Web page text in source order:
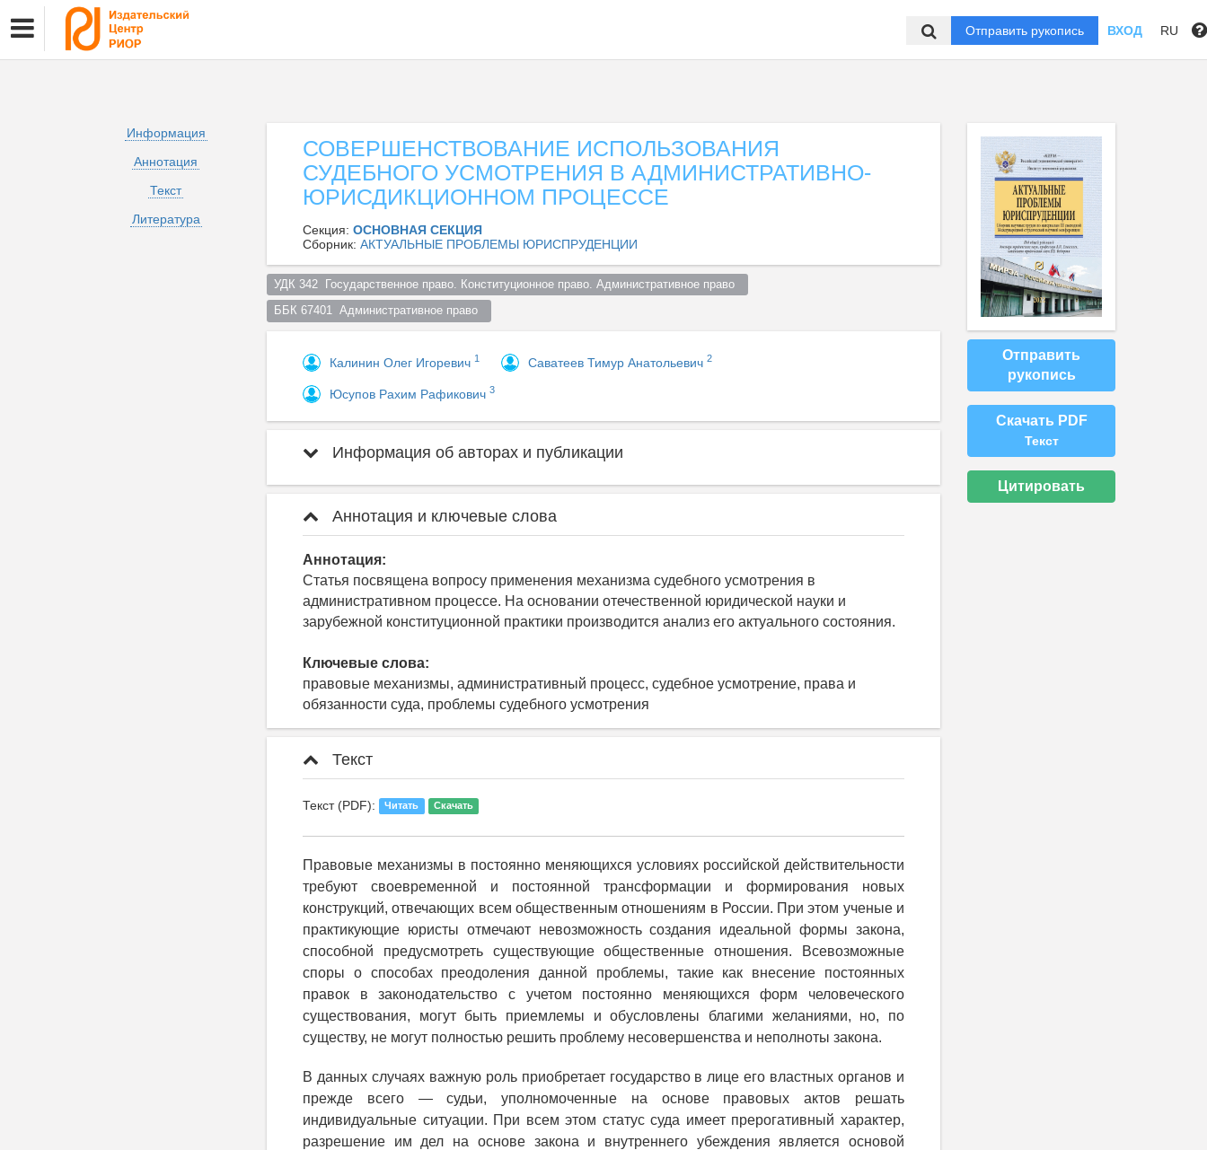
Отправить рукопись ВХОД RU
Информация
Аннотация
Текст
Литература
СОВЕРШЕНСТВОВАНИЕ ИСПОЛЬЗОВАНИЯ
СУДЕБНОГО УСМОТРЕНИЯ В АДМИНИСТРАТИВНО-
ЮРИСДИКЦИОННОМ ПРОЦЕССЕ
Секция: ОСНОВНАЯ СЕКЦИЯ
Сборник: АКТУАЛЬНЫЕ ПРОБЛЕМЫ ЮРИСПРУДЕНЦИИ
УДК 342  Государственное право. Конституционное право. Административное право
ББК 67401  Административное право
Калинин Олег Игоревич 1 Саватеев Тимур Анатольевич 2
Юсупов Рахим Рафикович 3
Информация об авторах и публикации
Аннотация и ключевые слова
Аннотация:
Статья посвящена вопросу применения механизма судебного усмотрения в
административном процессе. На основании отечественной юридической науки и
зарубежной конституционной практики производится анализ его актуального состояния.
Ключевые слова:
правовые механизмы, административный процесс, судебное усмотрение, права и
обязанности суда, проблемы судебного усмотрения
Текст
Текст (PDF): Читать Скачать
Правовые механизмы в постоянно меняющихся условиях российской действительности
требуют своевременной и постоянной трансформации и формирования новых
конструкций, отвечающих всем общественным отношениям в России. При этом ученые и
практикующие юристы отмечают невозможность создания идеальной формы закона,
способной предусмотреть существующие общественные отношения. Всевозможные
споры о способах преодоления данной проблемы, такие как внесение постоянных
правок в законодательство с учетом постоянно меняющихся форм человеческого
существования, могут быть приемлемы и обусловлены благими желаниями, но, по
существу, не могут полностью решить проблему несовершенства и неполноты закона.
В данных случаях важную роль приобретает государство в лице его властных органов и
прежде всего — судьи, уполномоченные на основе правовых актов решать
индивидуальные ситуации. При всем этом статус суда имеет прерогативный характер,
разрешение им дел на основе закона и внутреннего убеждения является основой
Отправить
рукопись
Скачать PDF
Текст
Цитировать